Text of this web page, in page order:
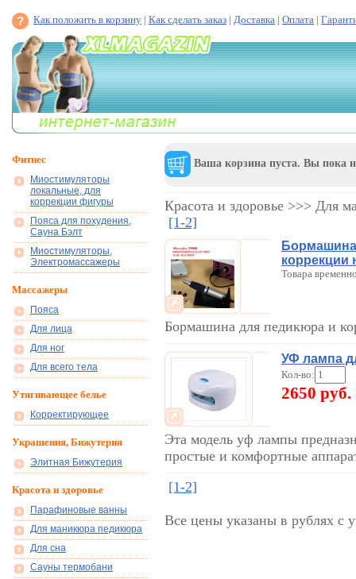
Как положить в корзину | Как сделать заказ | Доставка | Оплата |
Фитнес
Миостимуляторы
локальные, для
коррекции фигуры
Пояса для похудения,
Сауна Бэлт
Миостимуляторы,
Электромассажеры
Массажеры
Пояса
Для лица
Для ног
Для всего тела
Утягивающее белье
Корректирующее
Украшения, Бижутерия
Элитная Бижутерия
Красота и здоровье
Парафиновые ванны
Для маникюра педикюра
Для сна
Сауны термобани
Ваша корзина пуста. Вы пока
Красота и здоровье >>> Для
[1-2]
коррекции
Товара
Бормашина для педикюра и
УФ лампа
Кол-во:
2650 руб.
Эта модель уф лампы
простые и комфортные
[1-2]
Все цены указаны в рублях с